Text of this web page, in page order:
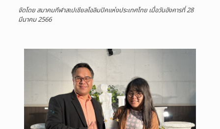
จัดโดย สมาคมกีฬาสเปเชียลโอลิมปิคแห่งประเทศไทย เมื่อวันอังคารที่ 28
มีนาคม 2566